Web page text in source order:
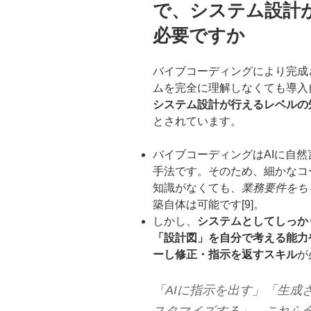
で、システム設計
必要ですか
バイブコーディングにより完
ムを完全に理解しなくても導
システム設計が行えるレベル
とされています。
バイブコーディングはAIに自
手法です。そのため、細かな
知識がなくても、 業務要件を
築自体は可能です[9]。
しかし、 システムとしてしっ
「設計図」を自分で考える能
ーし修正・指示を返すスキルが
「AIに指示を出す」「生